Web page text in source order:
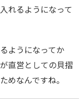
れるようになって
ようになってか
直営としての貝摺
めなんですね。